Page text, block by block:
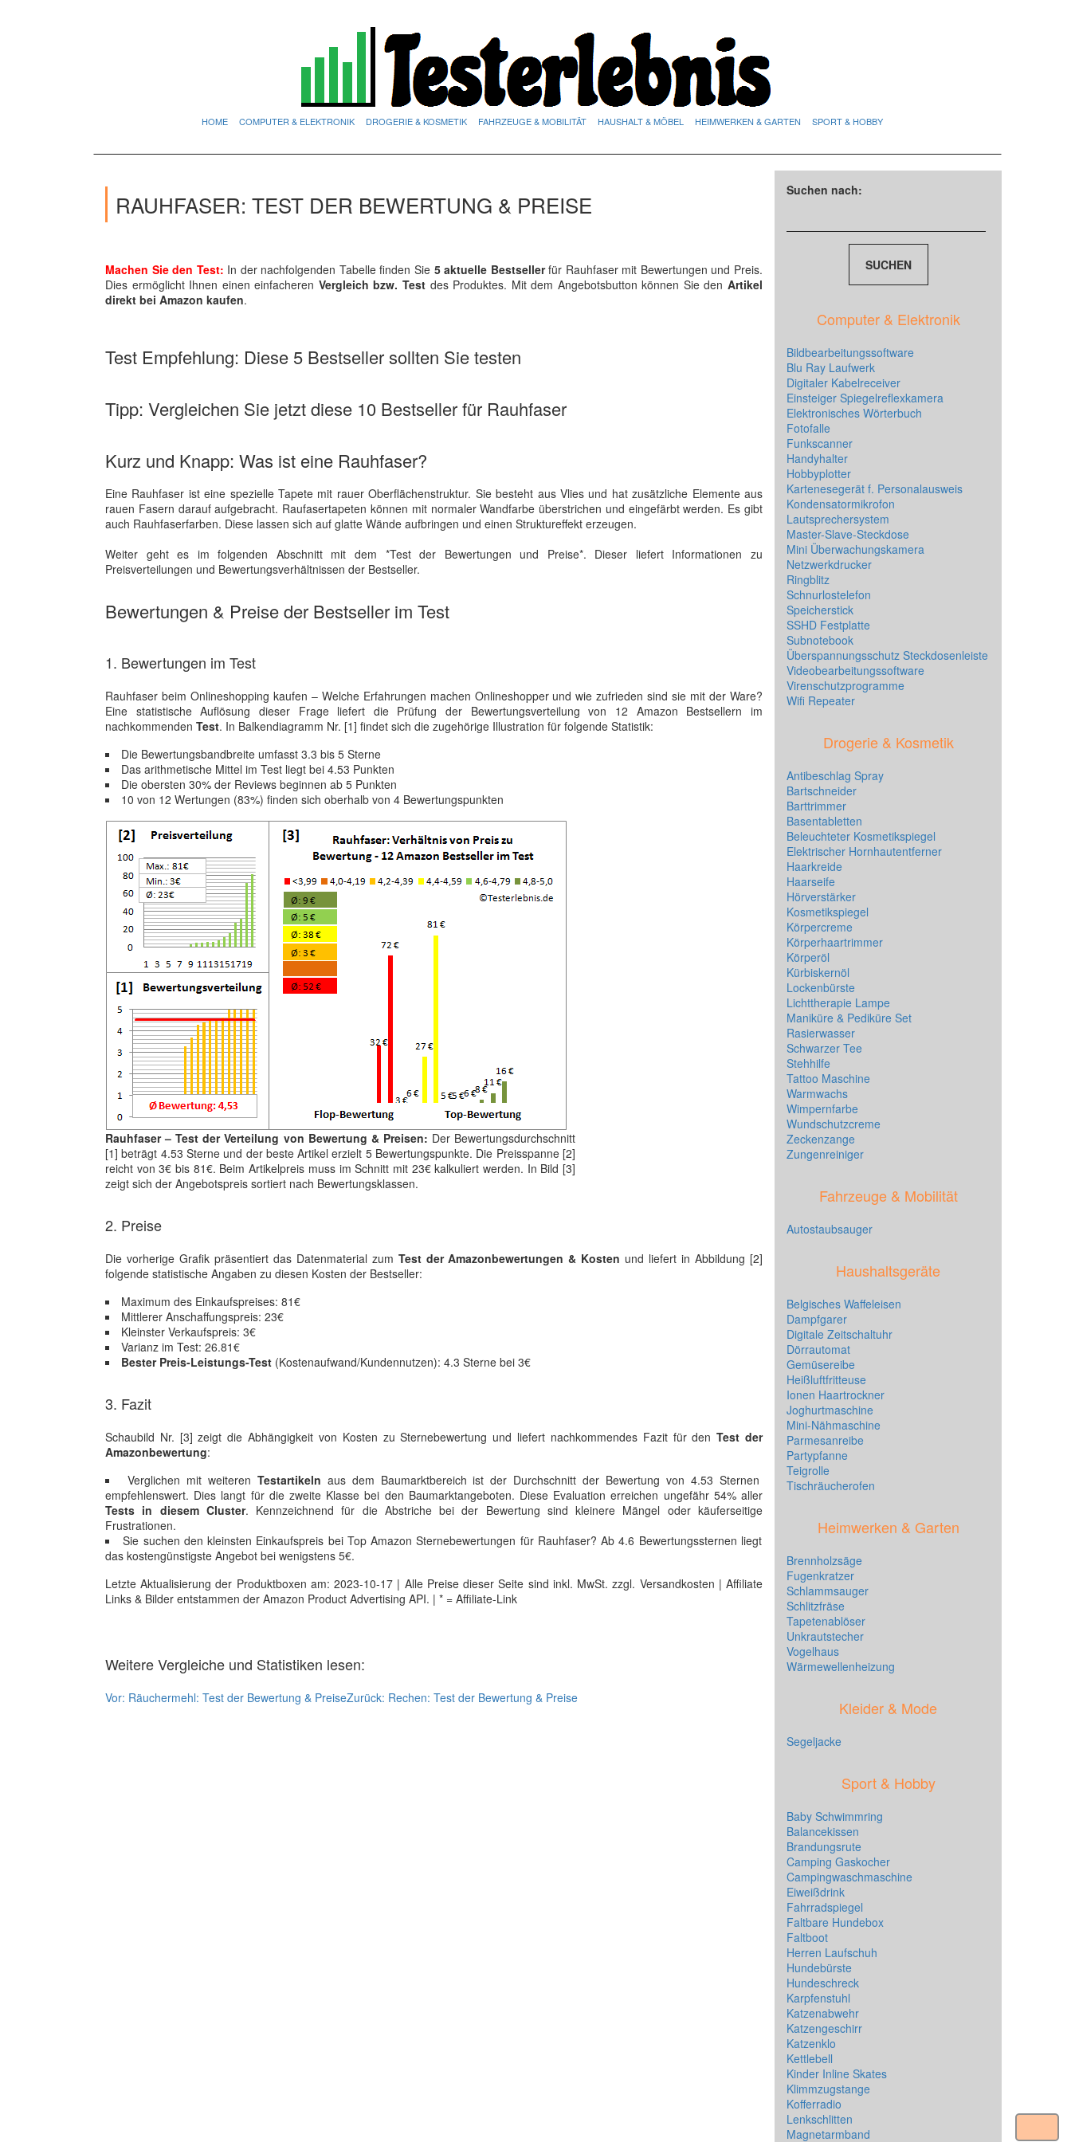
HOME COMPUTER & ELEKTRONIK DROGERIE & KOSMETIK FAHRZEUGE & MOBILITÄT HAUSHALT & MÖBEL HEIMWERKEN & GARTEN SPORT & HOBBY
RAUHFASER: TEST DER BEWERTUNG & PREISE
Machen Sie den Test: In der nachfolgenden Tabelle finden Sie 5 aktuelle Bestsellerfür Rauhfaser mit Bewertungen und Preis.
Dies ermöglicht Ihnen einen einfacheren Vergleich bzw. Testdes Produktes. Mit dem Angebotsbutton können Sie den Artikel
direkt bei Amazon kaufen.
Test Empfehlung: Diese 5 Bestseller sollten Sie testen
Tipp: Vergleichen Sie jetzt diese 10 Bestseller für Rauhfaser
Kurz und Knapp: Was ist eine Rauhfaser?
Eine Rauhfaser ist eine spezielle Tapete mit rauer Oberflächenstruktur. Sie besteht aus Vlies und hat zusätzliche Elemente aus
rauen Fasern darauf aufgebracht. Raufasertapeten können mit normaler Wandfarbe überstrichen und eingefärbt werden. Es gibt
auch Rauhfaserfarben. Diese lassen sich auf glatte Wände aufbringen und einen Struktureffekt erzeugen.
Weiter geht es im folgenden Abschnitt mit dem *Test der Bewertungen und Preise*. Dieser liefert Informationen zu
Preisverteilungen und Bewertungsverhältnissen der Bestseller.
Bewertungen & Preise der Bestseller im Test
1. Bewertungen im Test
Rauhfaser beim Onlineshopping kaufen – Welche Erfahrungen machen Onlineshopper und wie zufrieden sind sie mit der Ware?
Eine statistische Auflösung dieser Frage liefert die Prüfung der Bewertungsverteilung von 12 Amazon Bestsellern im
nachkommenden Test. In Balkendiagramm Nr. [1] findet sich die zugehörige Illustration für folgende Statistik:
Die Bewertungsbandbreite umfasst 3.3 bis 5 Sterne
Das arithmetische Mittel im Test liegt bei 4.53 Punkten
Die obersten 30% der Reviews beginnen ab 5 Punkten
10 von 12 Wertungen (83%) finden sich oberhalb von 4 Bewertungspunkten
Rauhfaser – Test der Verteilung von Bewertung & Preisen: Der Bewertungsdurchschnitt
[1] beträgt 4.53 Sterne und der beste Artikel erzielt 5 Bewertungspunkte. Die Preisspanne [2]
reicht von 3€ bis 81€. Beim Artikelpreis muss im Schnitt mit 23€ kalkuliert werden. In Bild [3]
zeigt sich der Angebotspreis sortiert nach Bewertungsklassen.
2. Preise
Die vorherige Grafik präsentiert das Datenmaterial zum Test der Amazonbewertungen & Kosten und liefert in Abbildung [2]
folgende statistische Angaben zu diesen Kosten der Bestseller:
Maximum des Einkaufspreises: 81€
Mittlerer Anschaffungspreis: 23€
Kleinster Verkaufspreis: 3€
Varianz im Test: 26.81€
Bester Preis-Leistungs-Test (Kostenaufwand/Kundennutzen): 4.3 Sterne bei 3€
3. Fazit
Schaubild Nr. [3] zeigt die Abhängigkeit von Kosten zu Sternebewertung und liefert nachkommendes Fazit für denTest der
Amazonbewertung:
Verglichen mit weiteren Testartikeln aus dem Baumarktbereich ist der Durchschnitt der Bewertung von 4.53 Sternen
empfehlenswert. Dies langt für die zweite Klasse bei den Baumarktangeboten. Diese Evaluation erreichen ungefähr 54% aller
Tests in diesem Cluster. Kennzeichnend für die Abstriche bei der Bewertung sind kleinere Mängel oder käuferseitige
Frustrationen.
Sie suchen den kleinsten Einkaufspreis bei Top Amazon Sternebewertungen für Rauhfaser? Ab 4.6 Bewertungssternen liegt
das kostengünstigste Angebot bei wenigstens 5€.
Letzte Aktualisierung der Produktboxen am: 2023-10-17 | Alle Preise dieser Seite sind inkl. MwSt. zzgl. Versandkosten | Affiliate
Links & Bilder entstammen der Amazon Product Advertising API. | * = Affiliate-Link
Weitere Vergleiche und Statistiken lesen:
Vor: Räuchermehl: Test der Bewertung & PreiseZurück: Rechen: Test der Bewertung & Preise
Suchen nach:
Computer & Elektronik
Bildbearbeitungssoftware
Blu Ray Laufwerk
Digitaler Kabelreceiver
Einsteiger Spiegelreflexkamera
Elektronisches Wörterbuch
Fotofalle
Funkscanner
Handyhalter
Hobbyplotter
Kartenesegerät f. Personalausweis
Kondensatormikrofon
Lautsprechersystem
Master-Slave-Steckdose
Mini Überwachungskamera
Netzwerkdrucker
Ringblitz
Schnurlostelefon
Speicherstick
SSHD Festplatte
Subnotebook
Überspannungsschutz Steckdosenleiste
Videobearbeitungssoftware
Virenschutzprogramme
Wifi Repeater
Drogerie & Kosmetik
Antibeschlag Spray
Bartschneider
Barttrimmer
Basentabletten
Beleuchteter Kosmetikspiegel
Elektrischer Hornhautentferner
Haarkreide
Haarseife
Hörverstärker
Kosmetikspiegel
Körpercreme
Körperhaartrimmer
Körperöl
Kürbiskernöl
Lockenbürste
Lichttherapie Lampe
Maniküre & Pediküre Set
Rasierwasser
Schwarzer Tee
Stehhilfe
Tattoo Maschine
Warmwachs
Wimpernfarbe
Wundschutzcreme
Zeckenzange
Zungenreiniger
Fahrzeuge & Mobilität
Autostaubsauger
Haushaltsgeräte
Belgisches Waffeleisen
Dampfgarer
Digitale Zeitschaltuhr
Dörrautomat
Gemüsereibe
Heißluftfritteuse
Ionen Haartrockner
Joghurtmaschine
Mini-Nähmaschine
Parmesanreibe
Partypfanne
Teigrolle
Tischräucherofen
Heimwerken & Garten
Brennholzsäge
Fugenkratzer
Schlammsauger
Schlitzfräse
Tapetenablöser
Unkrautstecher
Vogelhaus
Wärmewellenheizung
Kleider & Mode
Segeljacke
Sport & Hobby
Baby Schwimmring
Balancekissen
Brandungsrute
Camping Gaskocher
Campingwaschmaschine
Eiweißdrink
Fahrradspiegel
Faltbare Hundebox
Faltboot
Herren Laufschuh
Hundebürste
Hundeschreck
Karpfenstuhl
Katzenabwehr
Katzengeschirr
Katzenklo
Kettlebell
Kinder Inline Skates
Klimmzugstange
Kofferradio
Lenkschlitten
Magnetarmband